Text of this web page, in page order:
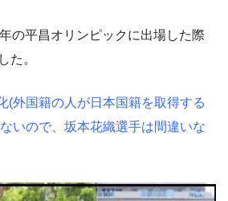
の平昌オリンピックに出場した際
た。
(外国籍の人が日本国籍を取得する
いので、坂本花織選手は間違いな